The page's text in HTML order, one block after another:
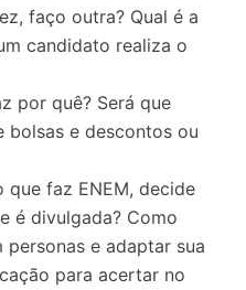
faço outra? Qual é a
candidato realiza o
por quê? Será que
bolsas e descontos ou
que faz ENEM, decide
é divulgada? Como
e adaptar sua
para acertar no